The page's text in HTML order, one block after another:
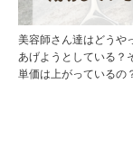
美容師さん達はどうや
あげようとしている？
単価は上がっているの